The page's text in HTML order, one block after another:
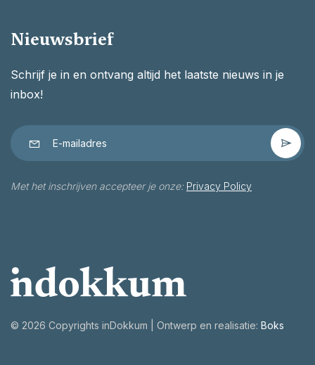
Nieuwsbrief
Schrijf je in en ontvang altijd het laatste nieuws in je
inbox!
Met het inschrijven accepteer je onze: Privacy Policy
© 2026 Copyrights inDokkum | Ontwerp en realisatie: Boks